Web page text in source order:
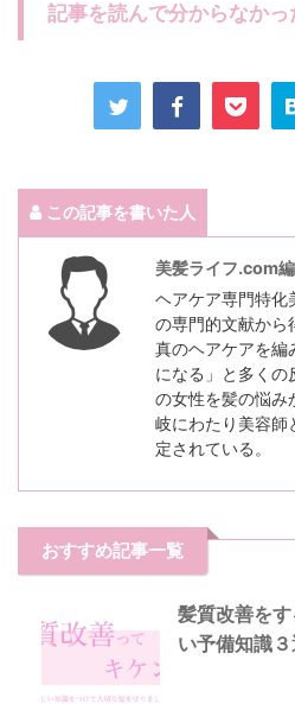
記事を読んで分からなか
この記事を書いた人
美髪ライフ.com
ヘアケア専門特化
の専門的文献から
真のヘアケアを編
になる」と多くの
の女性を髪の悩み
岐にわたり美容師
定されている。
おすすめ記事一覧
髪質改善を
い予備知識